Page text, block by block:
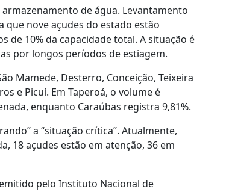
de água. Levantamento
que nove açudes do estado estão
10% da capacidade total. A situação é
por longos períodos de estiagem.
Mamede, Desterro, Conceição, Teixeira
e Picuí. Em Taperoá, o volume é
enquanto Caraúbas registra 9,81%.
a “situação crítica”. Atualmente,
18 açudes estão em atenção, 36 em
pelo Instituto Nacional de